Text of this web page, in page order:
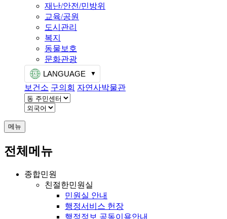
재난/안전/민방위
교육/공원
도시관리
복지
동물보호
문화관광
LANGUAGE
보건소 구의회 자연사박물관
메뉴
전체메뉴
종합민원
친절한민원실
민원실 안내
행정서비스 헌장
행정정보 공동이용안내